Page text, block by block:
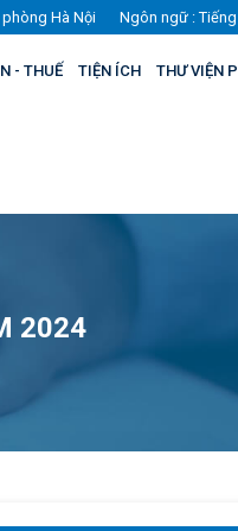
phòng Hà Nội Ngôn ngữ :
- THUẾ TIỆN ÍCH THƯ VIỆN
2024